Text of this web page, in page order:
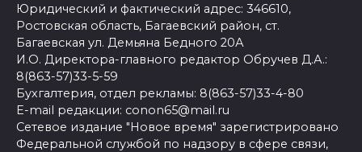
Юридический и фактический адрес: 346610,
Ростовская область, Багаевский район, ст.
Багаевская ул. Демьяна Бедного 20А
И.О. Директора-главного редактор Обручев Д.А.:
8(863-57)33-5-59
Бухгалтерия, отдел рекламы: 8(863-57)33-4-80
E-mail редакции: conon65@mail.ru
Сетевое издание "Новое время" зарегистрировано
Федеральной службой по надзору в сфере связи,